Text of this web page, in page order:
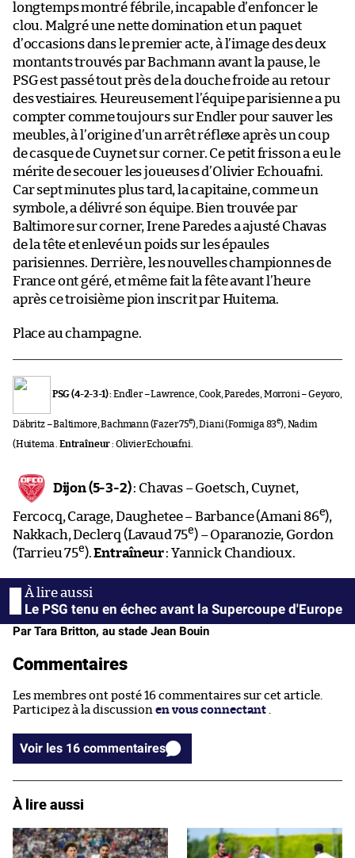
longtemps montré fébrile, incapable d’enfoncer le
clou. Malgré une nette domination et un paquet
d’occasions dans le premier acte, à l’image des deux
montants trouvés par Bachmann avant la pause, le
PSG est passé tout près de la douche froide au retour
des vestiaires. Heureusement l’équipe parisienne a pu
compter comme toujours sur Endler pour sauver les
meubles, à l’origine d’un arrêt réflexe après un coup
de casque de Cuynet sur corner. Ce petit frisson a eu le
mérite de secouer les joueuses d’Olivier Echouafni.
Car sept minutes plus tard, la capitaine, comme un
symbole, a délivré son équipe. Bien trouvée par
Baltimore sur corner, Irene Paredes a ajusté Chavas
de la tête et enlevé un poids sur les épaules
parisiennes. Derrière, les nouvelles championnes de
France ont géré, et même fait la fête avant l’heure
après ce troisième pion inscrit par Huitema.
Place au champagne.
PSG (4-2-3-1) :Endler – Lawrence, Cook, Paredes, Morroni – Geyoro,
Däbritz – Baltimore, Bachmann (Fazer 75e), Diani (Formiga 83e), Nadim
(Huitema . Entraîneur: Olivier Echouafni.
Dijon (5-3-2): Chavas – Goetsch, Cuynet,
Fercocq, Carage, Daughetee – Barbance (Amani 86e),
Nakkach, Declerq (Lavaud 75e) – Oparanozie, Gordon
(Tarrieu 75e).Entraîneur: Yannick Chandioux.
Le PSG tenu en échec avant la Supercoupe d'Europe
Par Tara Britton, au stade Jean Bouin
Commentaires
Les membres ont posté 16 commentaires sur cet article.
Participez à la discussion en vous connectant .
Voir les 16 commentaires
À lire aussi